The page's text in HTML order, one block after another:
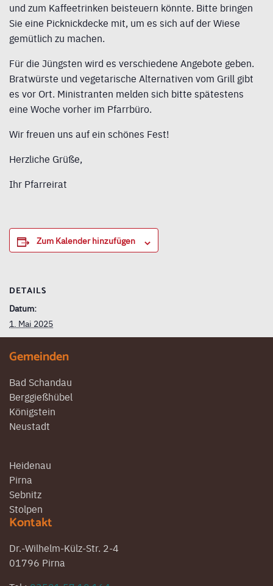
und zum Kaffeetrinken beisteuern könnte. Bitte bringen
Sie eine Picknickdecke mit, um es sich auf der Wiese
gemütlich zu machen.
Für die Jüngsten wird es verschiedene Angebote geben.
Bratwürste und vegetarische Alternativen vom Grill gibt
es vor Ort. Ministranten melden sich bitte spätestens
eine Woche vorher im Pfarrbüro.
Wir freuen uns auf ein schönes Fest!
Herzliche Grüße,
Ihr Pfarreirat
Zum Kalender hinzufügen
DETAILS
Datum:
1. Mai 2025
Gemeinden
Bad Schandau
Berggießhübel
Königstein
Neustadt
Heidenau
Pirna
Sebnitz
Stolpen
Kontakt
Dr.-Wilhelm-Külz-Str. 2-4
01796 Pirna